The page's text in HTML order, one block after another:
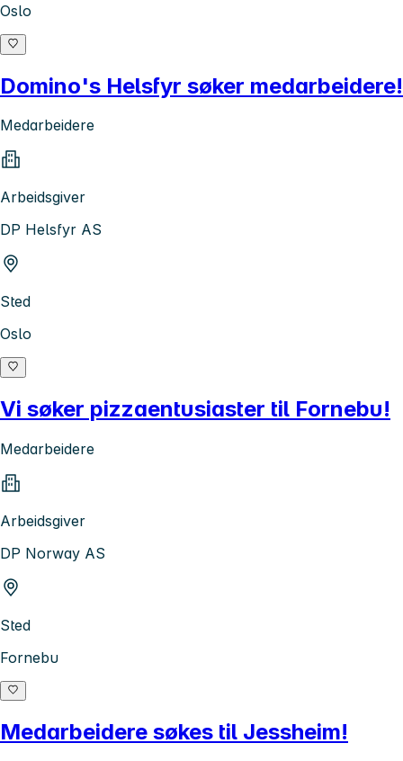
Oslo
Domino's Helsfyr søker medarbeidere!
Medarbeidere
Arbeidsgiver
DP Helsfyr AS
Sted
Oslo
Vi søker pizzaentusiaster til Fornebu!
Medarbeidere
Arbeidsgiver
DP Norway AS
Sted
Fornebu
Medarbeidere søkes til Jessheim!